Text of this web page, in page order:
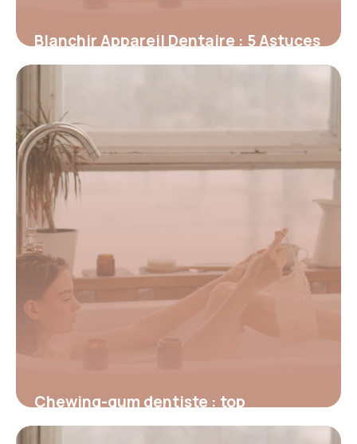
Blanchir Appareil Dentaire : 5 Astuces
Pro
1 juillet 2026
Chewing-gum dentiste : top
recommandations